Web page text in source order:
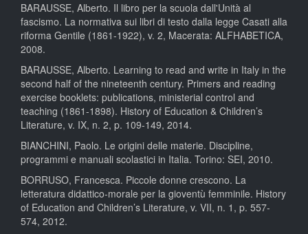
BARAUSSE, Alberto. Il libro per la scuola dall'Unità al
fascismo. La normativa sui libri di testo dalla legge Casati alla
riforma Gentile (1861-1922), v. 2, Macerata: ALFHABETICA,
2008.
BARAUSSE, Alberto. Learning to read and write in Italy in the
second half of the nineteenth century. Primers and reading
exercise booklets: publications, ministerial control and
teaching (1861-1898). History of Education & Children’s
Literature, v. IX, n. 2, p. 109-149, 2014.
BIANCHINI, Paolo. Le origini delle materie. Discipline,
programmi e manuali scolastici in Italia. Torino: SEI, 2010.
BORRUSO, Francesca. Piccole donne crescono. La
letteratura didattico-morale per la gioventù femminile. History
of Education and Children’s Literature, v. VII, n. 1, p. 557-
574, 2012.